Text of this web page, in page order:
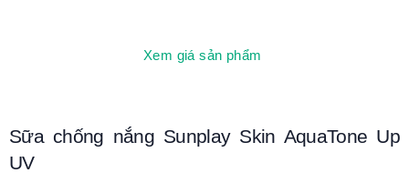
Xem giá sản phẩm
Sữa chống nắng Sunplay Skin AquaTone Up
UV